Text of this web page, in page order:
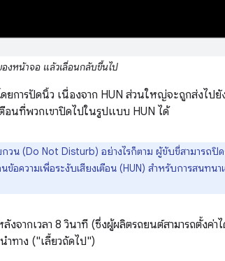
งหน้าจอ แล้วเลื่อนกลับขึ้นไป
ยการปัดนิ้ว เนื่องจาก HUN ส่วนใหญ่จะถูกส่งไป
อนที่พวกเขาปิดไปในรูปแบบ HUN ได้
(Do Not Disturb) อย่างไรก็ตาม ผู้ขับขี่สามารถปิด
อความเพื่อระงับเสียงเตือน (HUN) สำหรับการสนทนา
จากเวลา 8 วินาที (ซึ่งผู้ผลิตรถยนต์สามารถตั้งค่า
ำทาง ("เลี้ยวถัดไป")